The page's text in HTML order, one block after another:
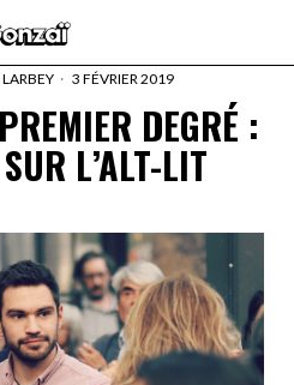
3 FÉVRIER 2019
DEGRÉ :
L’ALT-LIT